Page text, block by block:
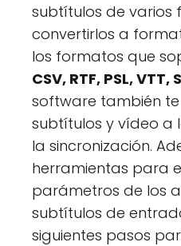
subtítulos de varios
convertirlos a
los formatos que
CSV, RTF, PSL, VTT,
software también
subtítulos y vídeo a
la sincronización.
herramientas para
parámetros de los
subtítulos de
siguientes pasos